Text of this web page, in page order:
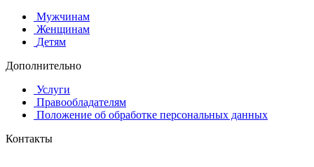
Мужчинам
Женщинам
Детям
Дополнительно
Услуги
Правообладателям
Положение об обработке персональных данных
Контакты